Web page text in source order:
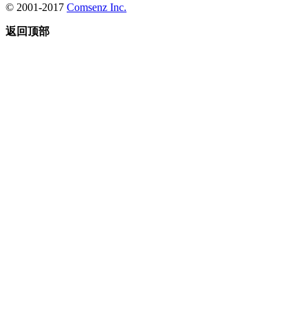
© 2001-2017 Comsenz Inc.
返回顶部